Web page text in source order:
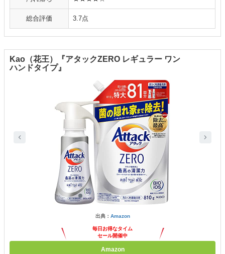
総合評価 3.7点
Kao（花王）『アタックZERO レギュラー ワン
ハンドタイプ』
出典： Amazon
毎日お得なタイム
セール開催中
Amazon